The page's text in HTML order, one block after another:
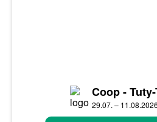
Coop -
29.07. – 11.08.2026